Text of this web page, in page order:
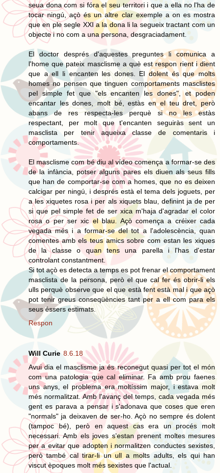
seua dona com si fóra el seu territori i que a ella no l'ha de
tocar ningú, açò és un altre clar exemple a on es mostra
que en ple segle XXI a la dona li la segueix tractant com un
objecte i no com a una persona, desgraciadament.
El doctor després d'aquestes preguntes li comunica a
l'home que pateix masclisme a què est respon rient i dient
que a ell li encanten les dones. El dolent és que molts
homes no pensen que tinguen comportaments masclistes
pel simple fet que "els encanten les dones", et poden
encantar les dones, molt bé, estàs en el teu dret, però
abans de res respecta-les perquè si no les estàs
respectant, per molt que t'encanten seguiràs sent un
masclista per tenir aqueixa classe de comentaris i
comportaments.
El masclisme com bé diu al vídeo comença a formar-se des
de la infància, potser alguns pares els diuen als seus fills
que han de comportar-se com a homes, que no es deixen
calcigar per ningú, i després està el tema dels joguets, per
a les xiquetes rosa i per als xiquets blau, definint ja de per
si que pel simple fet de ser xica m'haja d'agradar el color
rosa o per ser xic el blau. Açò comença a créixer cada
vegada més i a formar-se del tot a l'adolescència, quan
comentes amb els teus amics sobre com estan les xiques
de la classe o quan tens una parella i l'has d'estar
controlant constantment.
Si tot açò es detecta a temps es pot frenar el comportament
masclista de la persona, però el que cal fer és obrir-li els
ulls perquè observe que el que està fent està mal i que açò
pot tenir greus conseqüències tant per a ell com para els
seus éssers estimats.
Respon
Will Curie 8.6.18
Avui dia el masclisme ja és reconegut quasi per tot el món
com una patologia que cal eliminar. Fa amb prou faenes
uns anys, el problema era moltíssim major, i estava molt
més normalitzat. Amb l'avanç del temps, cada vegada més
gent es parava a pensar i s'adonava que coses que eren
"normals" ja deixaven de ser-ho. Açò no sempre és dolent
(tampoc bé), però en aquest cas era un procés molt
necessari. Amb els joves s'estan prenent moltes mesures
per a evitar que adopten i normalitzen conductes sexistes,
però també cal tirar-li un ull a molts adults, els qui han
viscut èpoques molt més sexistes que l'actual.